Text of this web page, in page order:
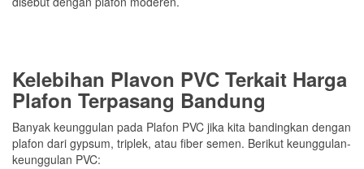
Kelebihan Plavon PVC Terkait Harga
Plafon Terpasang Bandung
Banyak keunggulan pada Plafon PVC jika kita bandingkan dengan
plafon dari gypsum, triplek, atau fiber semen. Berikut keunggulan-
keunggulan PVC: